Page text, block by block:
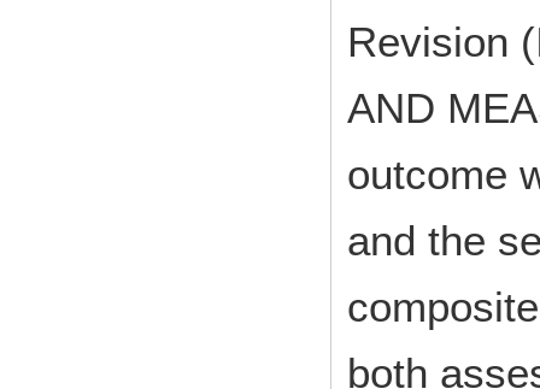
Revision
AND
outcome
and the
both